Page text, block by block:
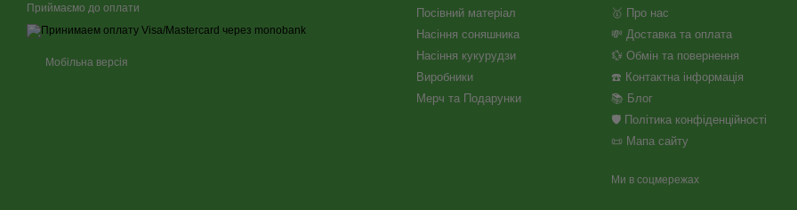
Приймаємо до оплати
Мобільна версія
Посівний матеріал
Насіння соняшника
Насіння кукурудзи
Виробники
Мерч та Подарунки
🥇 Про нас
💸 Доставка та оплата
💱 Обмін та повернення
☎️ Контактна інформація
📚 Блог
🛡️ Політика конфіденційності
📜 Мапа сайту
Ми в соцмережах